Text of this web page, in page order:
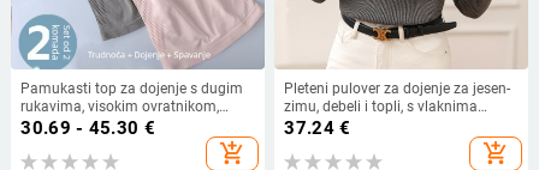
Pamukasti top za dojenje s dugim
rukavima, visokim ovratnikom,
korejski stil, street hipster
30.69 - 45.30 €
add_shopping_cart
Pleteni pulover za dojenje za jesen-
zimu, debeli i topli, s vlaknima
Seahorse Hair, polugornji visok
ovratnik, koži priljazan i vizualno
mršav dojam, osnovni sloj za
37.24€
add_shopping_cart